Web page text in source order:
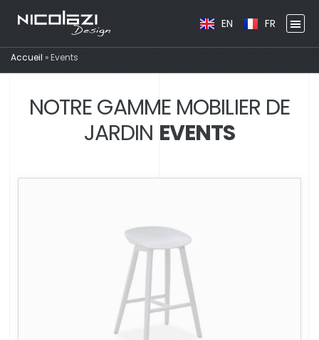
EN FR
Accueil »Events
NOTRE GAMME MOBILIER DE
JARDIN EVENTS